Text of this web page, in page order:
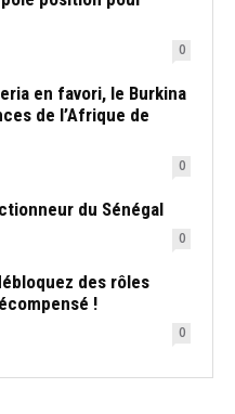
0
en favori, le Burkina
de l’Afrique de
0
du Sénégal
0
des rôles
!
0